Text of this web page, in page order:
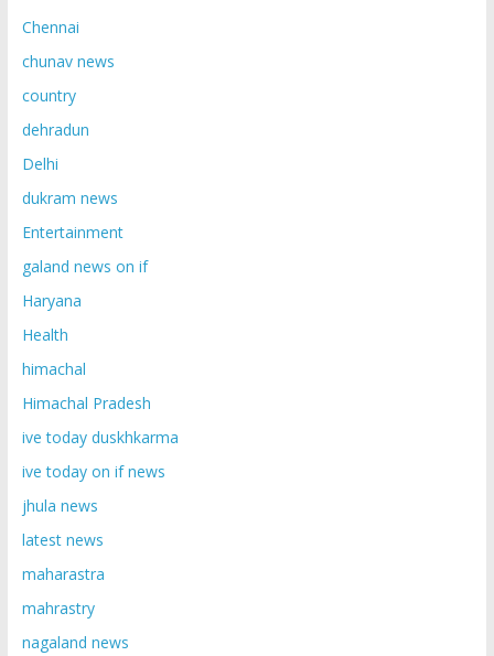
Chennai
chunav news
country
dehradun
Delhi
dukram news
Entertainment
galand news on if
Haryana
Health
himachal
Himachal Pradesh
ive today duskhkarma
ive today on if news
jhula news
latest news
maharastra
mahrastry
nagaland news